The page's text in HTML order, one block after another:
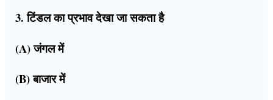
3. टिंडल का प्रभाव देखा जा सकता है
(A) जंगल में
(B) बाजार में